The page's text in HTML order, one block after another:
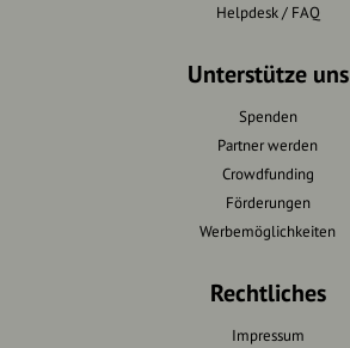
Helpdesk / FAQ
Unterstütze uns
Spenden
Partner werden
Crowdfunding
Förderungen
Werbemöglichkeiten
Rechtliches
Impressum